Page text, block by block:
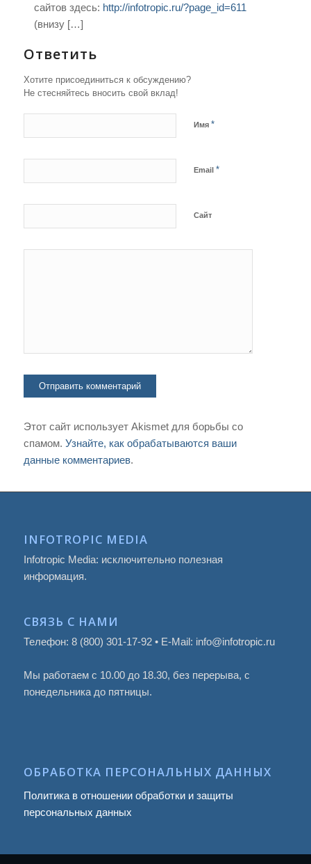
сайтов здесь: http://infotropic.ru/?page_id=611
(внизу […]
Ответить
Хотите присоединиться к обсуждению?
Не стесняйтесь вносить свой вклад!
Имя *
Email *
Сайт
Этот сайт использует Akismet для борьбы со
спамом. Узнайте, как обрабатываются ваши
данные комментариев.
INFOTROPIC MEDIA
Infotropic Media: исключительно полезная
информация.
СВЯЗЬ С НАМИ
Телефон: 8 (800) 301-17-92 • E-Mail: info@infotropic.ru
Мы работаем с 10.00 до 18.30, без перерыва, с
понедельника до пятницы.
ОБРАБОТКА ПЕРСОНАЛЬНЫХ ДАННЫХ
Политика в отношении обработки и защиты
персональных данных